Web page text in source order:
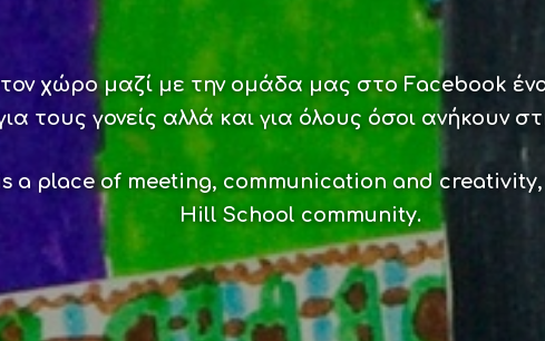
χώρο μαζί με την ομάδα μας στοFacebook
τους γονείς αλλά και για όλους όσοι ανήκουν
a place of meeting, communication and
Hill School community.